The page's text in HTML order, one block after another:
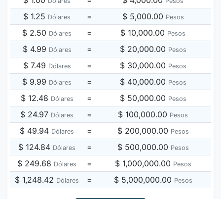
$ 1.25 Dólares = $ 5,000.00 Pesos
$ 2.50 Dólares = $ 10,000.00 Pesos
$ 4.99 Dólares = $ 20,000.00 Pesos
$ 7.49 Dólares = $ 30,000.00 Pesos
$ 9.99 Dólares = $ 40,000.00 Pesos
$ 12.48 Dólares = $ 50,000.00 Pesos
$ 24.97 Dólares = $ 100,000.00 Pesos
$ 49.94 Dólares = $ 200,000.00 Pesos
$ 124.84 Dólares = $ 500,000.00 Pesos
$ 249.68 Dólares = $ 1,000,000.00 Pesos
$ 1,248.42 Dólares = $ 5,000,000.00 Pesos